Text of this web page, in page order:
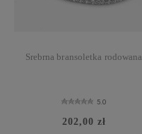
Srebrna bransoletka rodowana
5.0
202,00 zł